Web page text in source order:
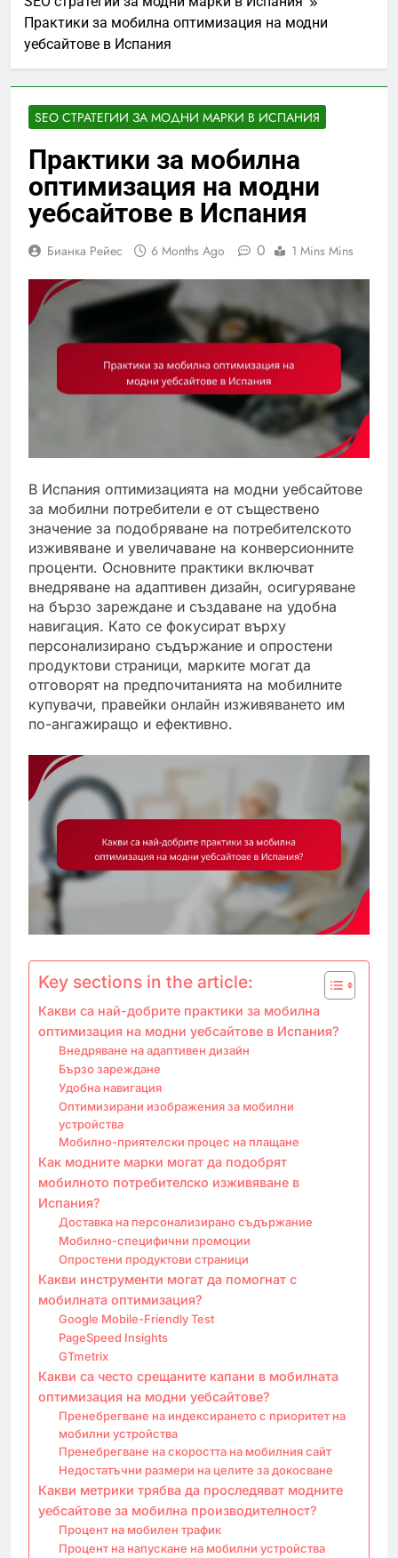
Практики за мобилна оптимизация на модни
уебсайтове в Испания
SEO СТРАТЕГИИ ЗА МОДНИ МАРКИ В ИСПАНИЯ
Практики за мобилна
оптимизация на модни
уебсайтове в Испания
Бианка Рейес 6 Months Ago 0 1 Mins Mins
В Испания оптимизацията на модни уебсайтове
за мобилни потребители е от съществено
значение за подобряване на потребителското
изживяване и увеличаване на конверсионните
проценти. Основните практики включват
внедряване на адаптивен дизайн, осигуряване
на бързо зареждане и създаване на удобна
навигация. Като се фокусират върху
персонализирано съдържание и опростени
продуктови страници, марките могат да
отговорят на предпочитанията на мобилните
купувачи, правейки онлайн изживяването им
по-ангажиращо и ефективно.
Key sections in the article:
Какви са най-добрите практики за мобилна
оптимизация на модни уебсайтове в Испания?
Внедряване на адаптивен дизайн
Бързо зареждане
Удобна навигация
Оптимизирани изображения за мобилни
устройства
Мобилно-приятелски процес на плащане
Как модните марки могат да подобрят
мобилното потребителско изживяване в
Испания?
Доставка на персонализирано съдържание
Мобилно-специфични промоции
Опростени продуктови страници
Какви инструменти могат да помогнат с
мобилната оптимизация?
Google Mobile-Friendly Test
PageSpeed Insights
GTmetrix
Какви са често срещаните капани в мобилната
оптимизация на модни уебсайтове?
Пренебрегване на индексирането с приоритет на
мобилни устройства
Пренебрегване на скоростта на мобилния сайт
Недостатъчни размери на целите за докосване
Какви метрики трябва да проследяват модните
уебсайтове за мобилна производителност?
Процент на мобилен трафик
Процент на напускане на мобилни устройства